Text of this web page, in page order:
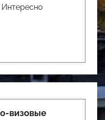
Интересно
визовые